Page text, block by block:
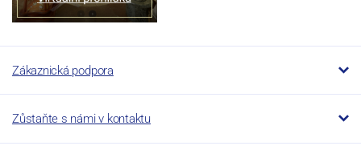
Zákaznická podpora
Zůstaňte s námi v kontaktu